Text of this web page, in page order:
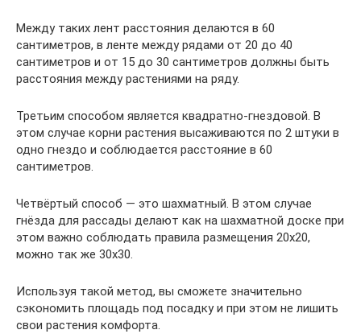
Между таких лент расстояния делаются в 60
сантиметров, в ленте между рядами от 20 до 40
сантиметров и от 15 до 30 сантиметров должны быть
расстояния между растениями на ряду.
Третьим способом является квадратно-гнездовой. В
этом случае корни растения высаживаются по 2 штуки в
одно гнездо и соблюдается расстояние в 60
сантиметров.
Четвёртый способ — это шахматный. В этом случае
гнёзда для рассады делают как на шахматной доске при
этом важно соблюдать правила размещения 20х20,
можно так же 30х30.
Используя такой метод, вы сможете значительно
сэкономить площадь под посадку и при этом не лишить
свои растения комфорта.